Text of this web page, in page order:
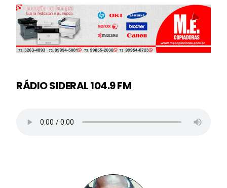
RÁDIO SIDERAL 104.9 FM